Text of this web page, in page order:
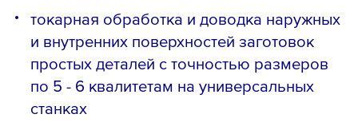
токарная обработка и доводка наружных
и внутренних поверхностей заготовок
простых деталей с точностью размеров
по 5 - 6 квалитетам на универсальных
станках